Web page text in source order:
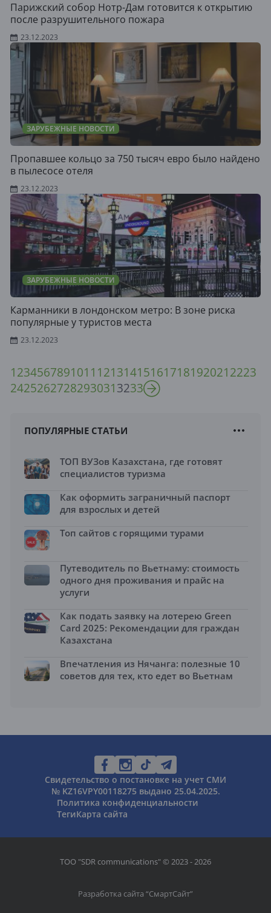
Парижский собор Нотр-Дам готовится к открытию
после разрушительного пожара
23.12.2023
ЗАРУБЕЖНЫЕ НОВОСТИ
Пропавшее кольцо за 750 тысяч евро было найдено
в пылесосе отеля
23.12.2023
ЗАРУБЕЖНЫЕ НОВОСТИ
Карманники в лондонском метро: В зоне риска
популярные у туристов места
23.12.2023
1234567891011 121314151617181920212223
24252627282930313233
ПОПУЛЯРНЫЕ СТАТЬИ
ТОП ВУЗов Казахстана, где готовят
специалистов туризма
Как оформить заграничный паспорт
для взрослых и детей
Топ сайтов с горящими турами
Путеводитель по Вьетнаму: стоимость
одного дня проживания и прайс на
услуги
Как подать заявку на лотерею Green
Card 2025: Рекомендации для граждан
Казахстана
Впечатления из Нячанга: полезные 10
советов для тех, кто едет во Вьетнам
Свидетельство о постановке на учет СМИ
№ KZ16VPY00118275 выдано 25.04.2025.
Политика конфиденциальности
ТегиКарта сайта
ТОО "SDR communications" © 2023 - 2026
Разработка сайта “СмартСайт”